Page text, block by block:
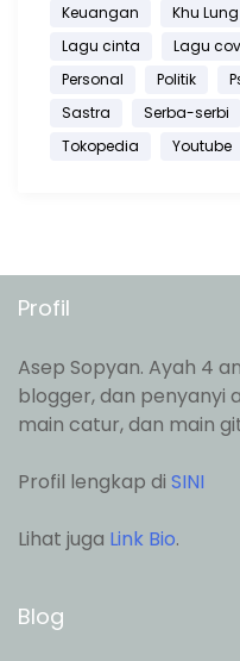
Keuangan
Khu Lung
Lagu cinta
Lagu
Personal
Politik
Sastra
Serba-serbi
Tokopedia
Youtube
Profil
Asep Sopyan. Ayah 4
blogger, dan penyanyi
main catur, dan main
Profil lengkap di SINI
Lihat juga Link Bio.
Blog